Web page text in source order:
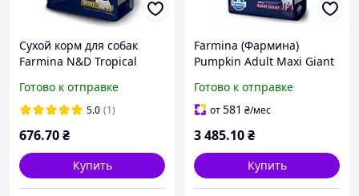
Сухой корм для собак
Farmina N&D Tropical
Lamb, Spelt, Oats & Fruits
1.5 кг
Готово к отправке
5.0 (1)
676.70₴
Купить
Farmina (Фармина)
Pumpkin Adult Maxi Giant
Черника сухой корм для
собак больших пород 12
Готово к отправке
от581 ₴/мес
3 485.10₴
Купить